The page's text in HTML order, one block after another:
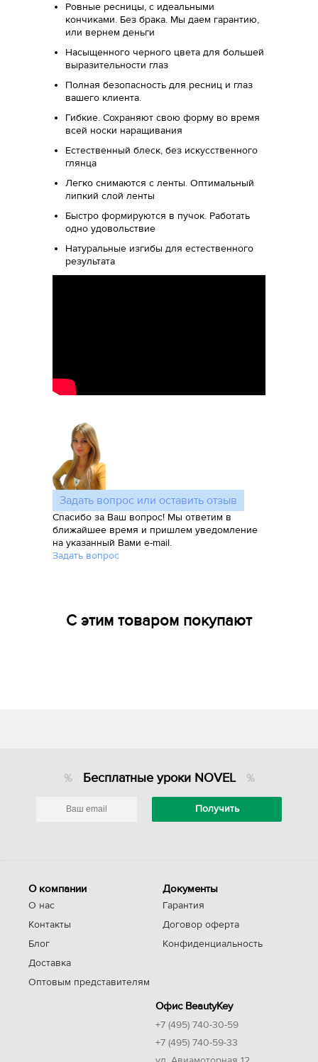
Ровные ресницы, с идеальными
кончиками. Без брака. Мы даем гарантию,
или вернем деньги
Насыщенного черного цвета для большей
выразительности глаз
Полная безопасность для ресниц и глаз
вашего клиента.
Гибкие. Сохраняют свою форму во время
всей носки наращивания
Естественный блеск, без искусственного
глянца
Легко снимаются с ленты. Оптимальный
липкий слой ленты
Быстро формируются в пучок. Работать
одно удовольствие
Натуральные изгибы для естественного
результата
Задать вопрос или оставить отзыв
Спасибо за Ваш вопрос! Мы ответим в
ближайшее время и пришлем уведомление
на указанный Вами e-mail.
Задать вопрос
С этим товаром покупают
Бесплатные уроки NOVEL
О компании
О нас
Контакты
Блог
Доставка
Оптовым представителям
Документы
Гарантия
Договор оферта
Конфиденциальность
Офис BeautyKey
+7 (495) 740-30-59
+7 (495) 740-59-33